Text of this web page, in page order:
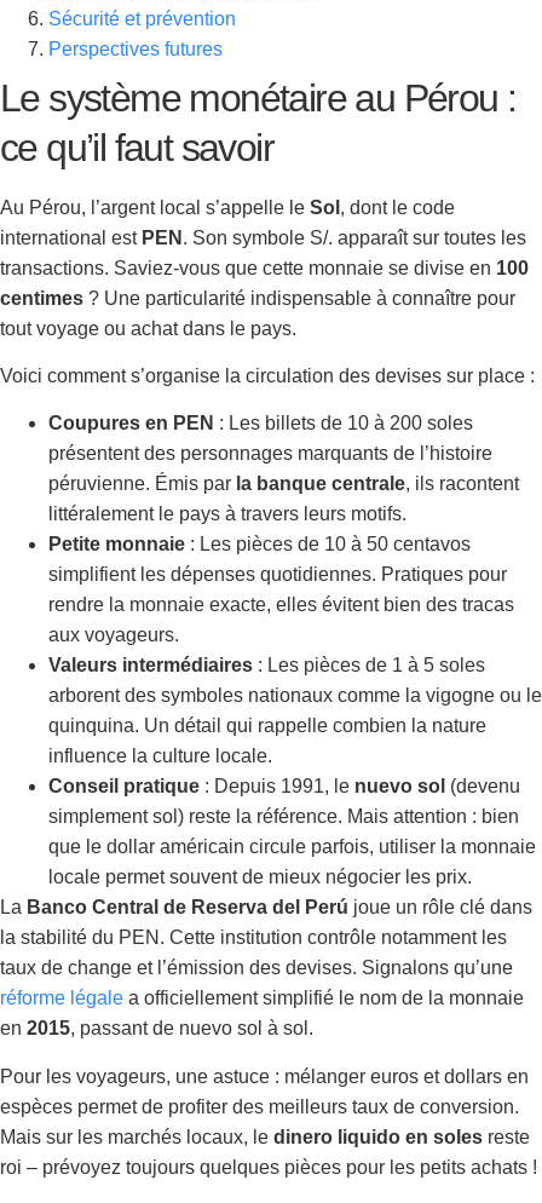
Sécurité et prévention
Perspectives futures
Le système monétaire au Pérou :
ce qu’il faut savoir
Au Pérou, l’argent local s’appelle le Sol , dont le code
international est PEN . Son symbole S/. apparaît sur toutes les
transactions. Saviez-vous que cette monnaie se divise en 100
centimes ? Une particularité indispensable à connaître pour
tout voyage ou achat dans le pays.
Voici comment s’organise la circulation des devises sur place :
Coupures en PEN : Les billets de 10 à 200 soles
présentent des personnages marquants de l’histoire
péruvienne. Émis par la banque centrale, ils racontent
littéralement le pays à travers leurs motifs.
Petite monnaie : Les pièces de 10 à 50 centavos
simplifient les dépenses quotidiennes. Pratiques pour
rendre la monnaie exacte, elles évitent bien des tracas
aux voyageurs.
Valeurs intermédiaires : Les pièces de 1 à 5 soles
arborent des symboles nationaux comme la vigogne ou le
quinquina. Un détail qui rappelle combien la nature
influence la culture locale.
Conseil pratique : Depuis 1991, le nuevo sol (devenu
simplement sol) reste la référence. Mais attention : bien
que le dollar américain circule parfois, utiliser la monnaie
locale permet souvent de mieux négocier les prix.
La Banco Central de Reserva del Perú joue un rôle clé dans
la stabilité du PEN. Cette institution contrôle notamment les
taux de change et l’émission des devises. Signalons qu’une
réforme légale a officiellement simplifié le nom de la monnaie
en 2015, passant de nuevo sol à sol.
Pour les voyageurs, une astuce : mélanger euros et dollars en
espèces permet de profiter des meilleurs taux de conversion.
Mais sur les marchés locaux, le dinero liquido en soles reste
roi – prévoyez toujours quelques pièces pour les petits achats !